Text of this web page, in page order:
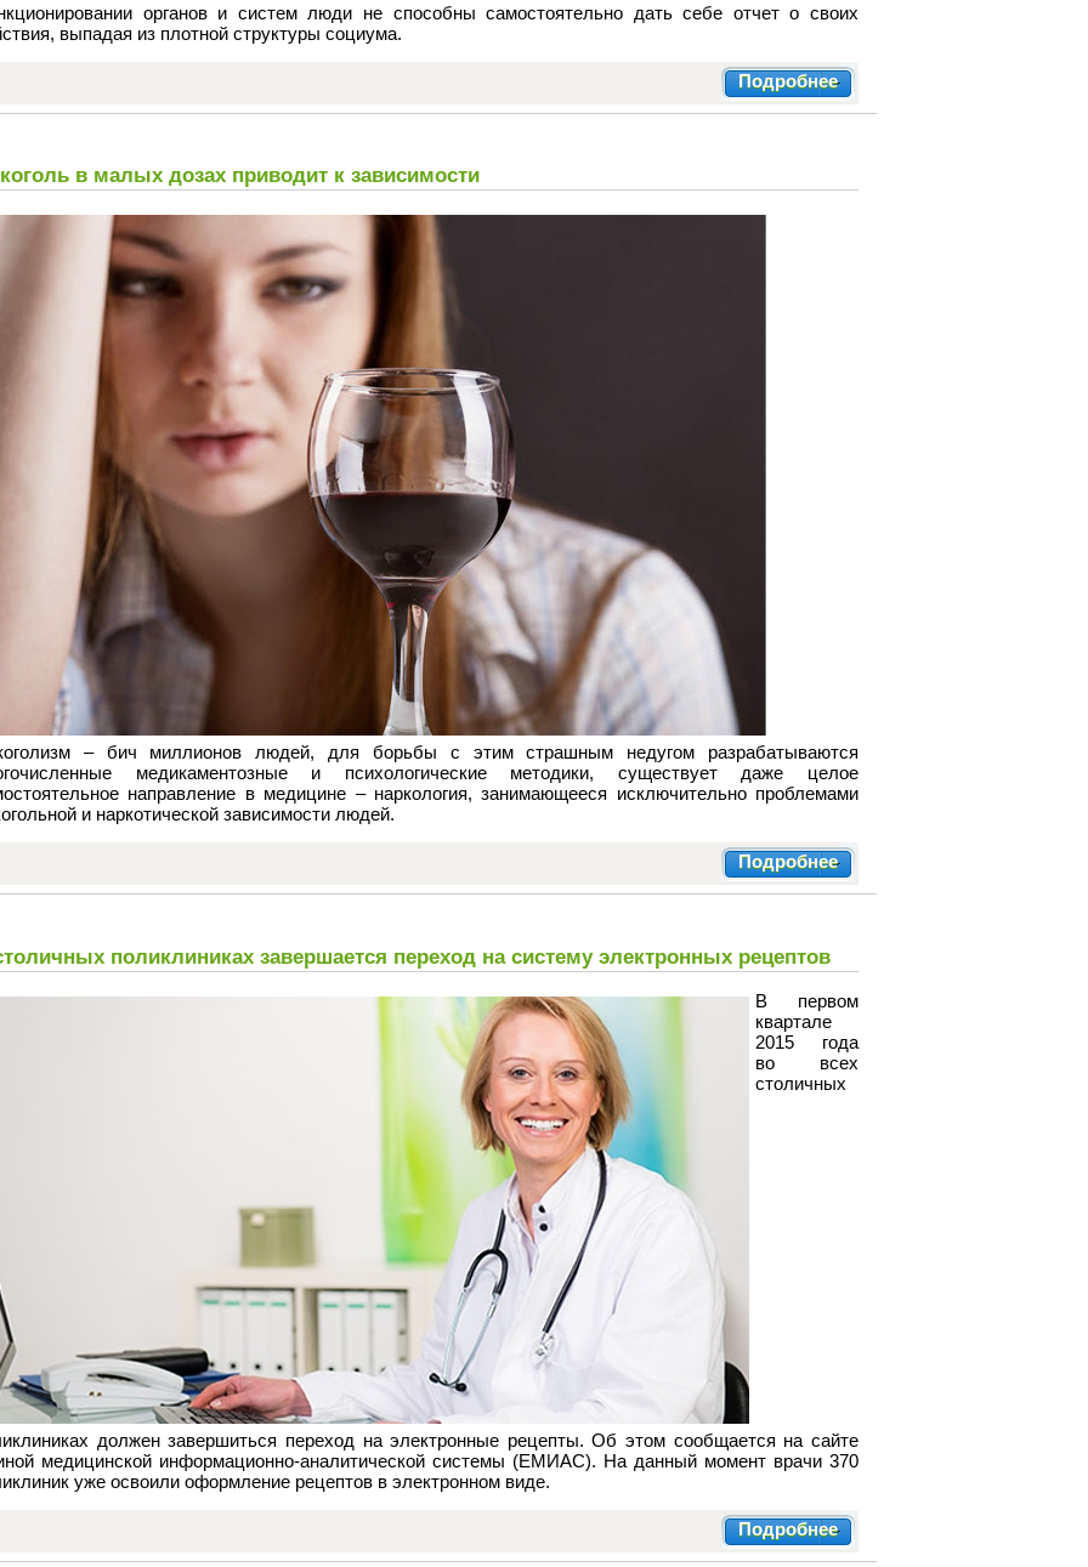
органов и систем люди не способны самостоятельно дать себе отчет о своих
выпадая из плотной структуры социума.
Подробнее
в малых дозах приводит к зависимости
– бич миллионов людей, для борьбы с этим страшным недугом разрабатываются
медикаментозные и психологические методики, существует даже целое
направление в медицине – наркология, занимающееся исключительно проблемами
и наркотической зависимости людей.
Подробнее
поликлиниках завершается переход на систему электронных рецептов
В первом
квартале
2015 года
во всех
столичных
должен завершиться переход на электронные рецепты. Об этом сообщается на сайте
медицинской информационно-аналитической системы (ЕМИАС). На данный момент врачи 370
уже освоили оформление рецептов в электронном виде.
Подробнее